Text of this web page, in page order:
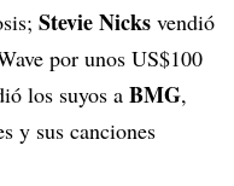
Stevie Nicks vendió
por unos US$100
los suyos a BMG,
y sus canciones